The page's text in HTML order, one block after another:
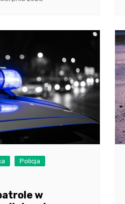
Policja
w